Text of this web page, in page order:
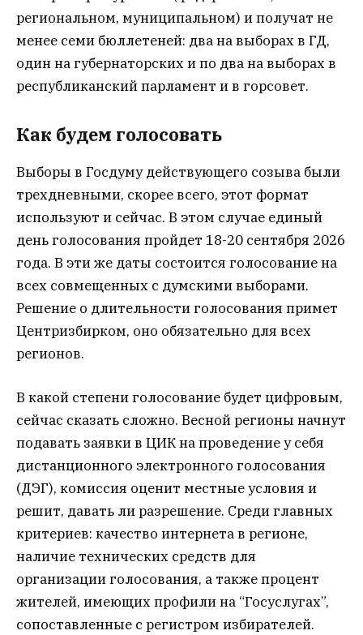
региональном, муниципальном) и получат не
менее семи бюллетеней: два на выборах в ГД,
один на губернаторских и по два на выборах в
республиканский парламент и в горсовет.
Как будем голосовать
Выборы в Госдуму действующего созыва были
трехдневными, скорее всего, этот формат
используют и сейчас. В этом случае единый
день голосования пройдет 18-20 сентября 2026
года. В эти же даты состоится голосование на
всех совмещенных с думскими выборами.
Решение о длительности голосования примет
Центризбирком, оно обязательно для всех
регионов.
В какой степени голосование будет цифровым,
сейчас сказать сложно. Весной регионы начнут
подавать заявки в ЦИК на проведение у себя
дистанционного электронного голосования
(ДЭГ), комиссия оценит местные условия и
решит, давать ли разрешение. Среди главных
критериев: качество интернета в регионе,
наличие технических средств для
организации голосования, а также процент
жителей, имеющих профили на “Госуслугах”,
сопоставленные с регистром избирателей.